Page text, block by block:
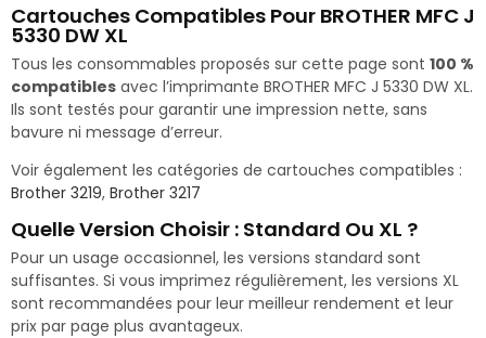
Cartouches Compatibles Pour BROTHER MFC J
5330 DW XL
Tous les consommables proposés sur cette page sont 100 %
compatibles avec l’imprimante BROTHER MFC J 5330 DW XL.
Ils sont testés pour garantir une impression nette, sans
bavure ni message d’erreur.
Voir également les catégories de cartouches compatibles :
Brother 3219, Brother 3217
Quelle Version Choisir : Standard Ou XL ?
Pour un usage occasionnel, les versions standard sont
suffisantes. Si vous imprimez régulièrement, les versions XL
sont recommandées pour leur meilleur rendement et leur
prix par page plus avantageux.